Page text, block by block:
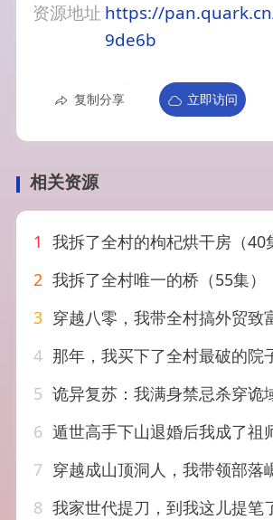
资源地址 https://
9de6b
复制分享 立即访问
相关资源
1 我拆了全村的枸杞烘干房（40
2 我拆了全村唯一的桥（55集）
3 穿越八零，我带全村搞外贸致富&穿越八零我带全村搞
4 那年，我买下了全村最破的院子&那年我买下了全村最
5 诡异复苏：我满身禁忌杀穿诡域&诡异复苏我满身禁忌
6 遁世高手下山退婚后我成了祖师爷第四季
7 穿越成山顶洞人，我带领部落崛起第三季&穿越成山顶洞人我带领部
8 我家世代提刀，到我这儿提笔了第二季&我家世代提刀到我这儿提